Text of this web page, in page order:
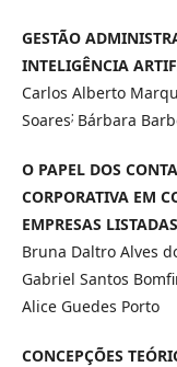
GESTÃO
INTELIGÊNCIA
Carlos Alberto
Soares; Bárbara
O PAPEL DOS
CORPORATIVA EM
EMPRESAS
Bruna Daltro Alves
Gabriel Santos
Alice Guedes Porto
CONCEPÇÕES